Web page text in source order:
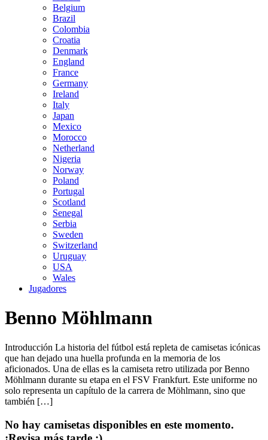
Belgium
Brazil
Colombia
Croatia
Denmark
England
France
Germany
Ireland
Italy
Japan
Mexico
Morocco
Netherland
Nigeria
Norway
Poland
Portugal
Scotland
Senegal
Serbia
Sweden
Switzerland
Uruguay
USA
Wales
Jugadores
Benno Möhlmann
Introducción La historia del fútbol está repleta de camisetas icónicas
que han dejado una huella profunda en la memoria de los
aficionados. Una de ellas es la camiseta retro utilizada por Benno
Möhlmann durante su etapa en el FSV Frankfurt. Este uniforme no
solo representa un capítulo de la carrera de Möhlmann, sino que
también […]
No hay camisetas disponibles en este momento.